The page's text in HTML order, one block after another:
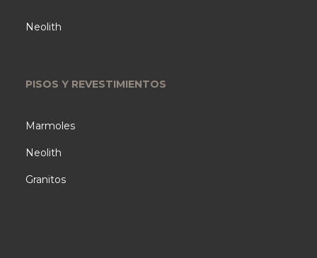
Neolith
PISOS Y REVESTIMIENTOS
Marmoles
Neolith
Granitos